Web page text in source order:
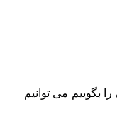
را بگوییم می توانیم